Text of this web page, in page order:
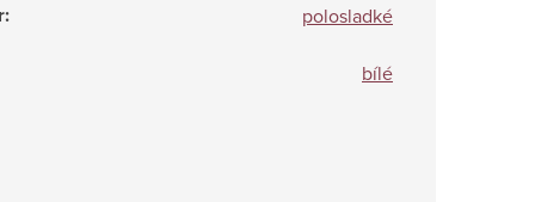
: polosladké
bílé